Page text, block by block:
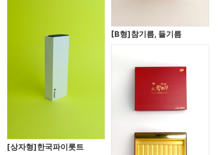
[상자형]한국파이롯트
[B형]참기름, 들기름